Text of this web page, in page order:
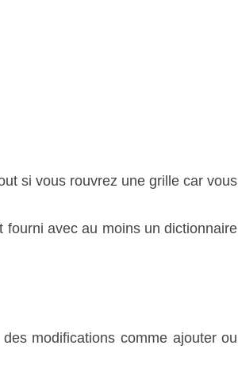
si vous rouvrez une grille car vous
avec au moins un dictionnaire
modifications comme ajouter ou